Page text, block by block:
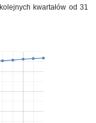
kwartałów od 31